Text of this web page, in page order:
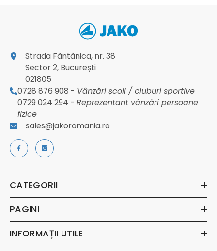
Strada Fântânica, nr. 38
Sector 2, București
021805
0728 876 908 -Vânzări școli / cluburi sportive
0729 024 294 -Reprezentant vânzări persoane
fizice
sales@jakoromania.ro
CATEGORII
PAGINI
INFORMAȚII UTILE